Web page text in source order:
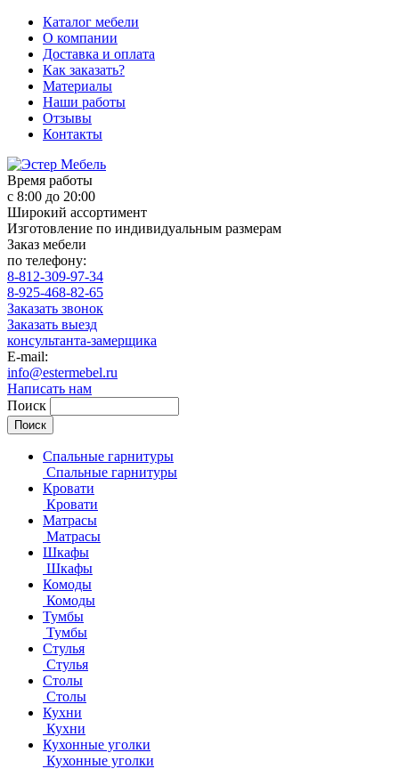
Каталог мебели
О компании
Доставка и оплата
Как заказать?
Материалы
Наши работы
Отзывы
Контакты
Время работы
с 8:00 до 20:00
Широкий ассортимент
Изготовление по индивидуальным размерам
Заказ мебели
по телефону:
8-812-309-97-34
8-925-468-82-65
Заказать звонок
Заказать выезд
консультанта-замерщика
E-mail:
info@estermebel.ru
Написать нам
Поиск
Спальные гарнитуры
Спальные гарнитуры
Кровати
Кровати
Матрасы
Матрасы
Шкафы
Шкафы
Комоды
Комоды
Тумбы
Тумбы
Стулья
Стулья
Столы
Столы
Кухни
Кухни
Кухонные уголки
Кухонные уголки